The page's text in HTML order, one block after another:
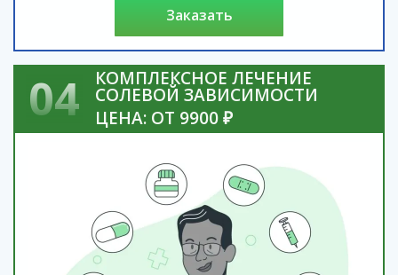
заказать
04 КОМПЛЕКСНОЕ ЛЕЧЕНИЕ
СОЛЕВОЙ ЗАВИСИМОСТИ
ЦЕНА: ОТ 9900 ₽